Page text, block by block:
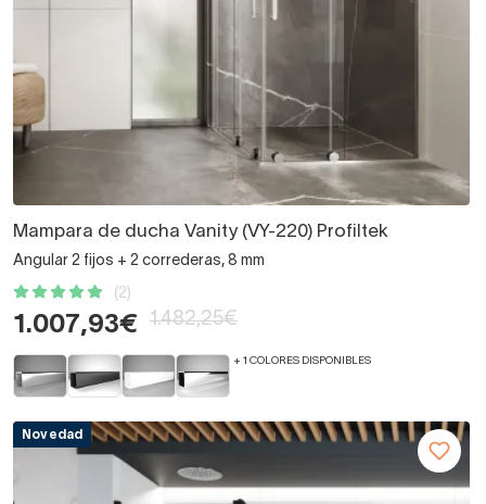
Mampara de ducha Vanity (VY-220) Profiltek
Angular 2 fijos + 2 correderas, 8 mm
(2)
1.007,93€ 1.482,25€
+ 1 COLORES DISPONIBLES
Novedad